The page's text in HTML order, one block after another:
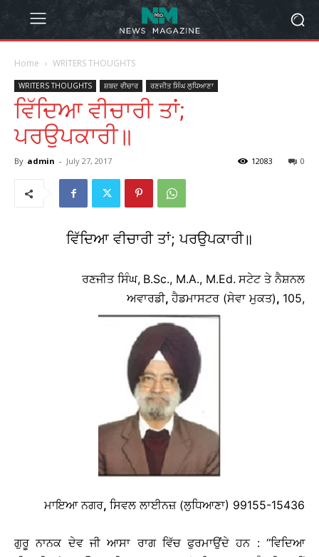
Home WRITERS THOUGHTS
WRITERS THOUGHTS ਸ਼ਬਦ ਵੀਚਾਰ ਰਣਜੀਤ ਸਿੰਘ ਲੁਧਿਆਣਾ
ਵਿੱਦਿਆ ਵੀਚਾਰੀ ਤਾਂ;
ਪਰਉਪਕਾਰੀ॥
By admin - July 27, 2017 0
12083
ਵਿੱਦਿਆ ਵੀਚਾਰੀ ਤਾਂ; ਪਰਉਪਕਾਰੀ॥
ਰਣਜੀਤ ਸਿੰਘ, B.Sc., M.A., M.Ed. ਸਟੇਟ ਤੇ ਨੈਸ਼ਨਲ
ਅਵਾਰਡੀ, ਹੈਡਮਾਸਟਰ (ਸੇਵਾ ਮੁਕਤ), 105,
ਮਾਇਆ ਨਗਰ, ਸਿਵਲ ਲਾਈਨਜ਼ (ਲੁਧਿਆਣਾ) 99155-15436
ਗੁਰੂ ਨਾਨਕ ਦੇਵ ਜੀ ਆਸਾ ਰਾਗ ਵਿੱਚ ਫੁਰਮਾਉਂਦੇ ਹਨ : ‘‘ਵਿਦਿਆ